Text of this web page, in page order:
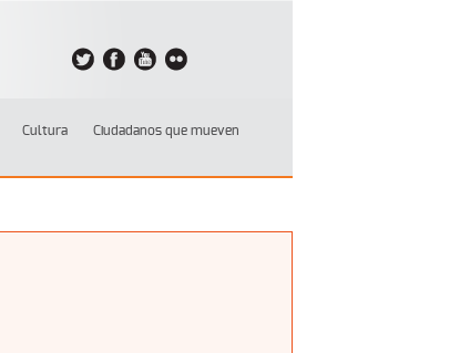
Cultura
Ciudadanos que mueven